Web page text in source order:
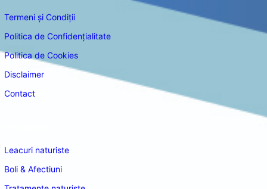
Termeni și Condiții
Politica de Confidențialitate
Politica de Cookies
Disclaimer
Contact
Leacuri naturiste
Boli & Afectiuni